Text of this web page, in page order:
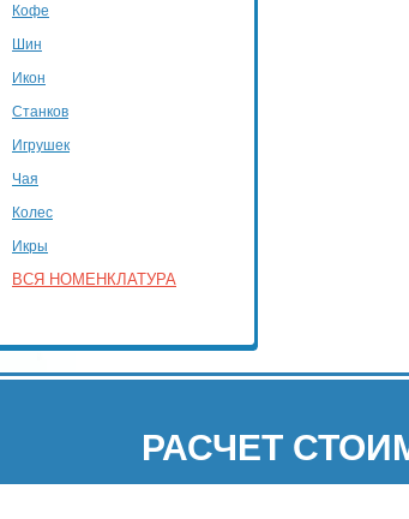
Кофе
Шин
Икон
Станков
Игрушек
Чая
Колес
Икры
ВСЯ НОМЕНКЛАТУРА
РАСЧЕТ